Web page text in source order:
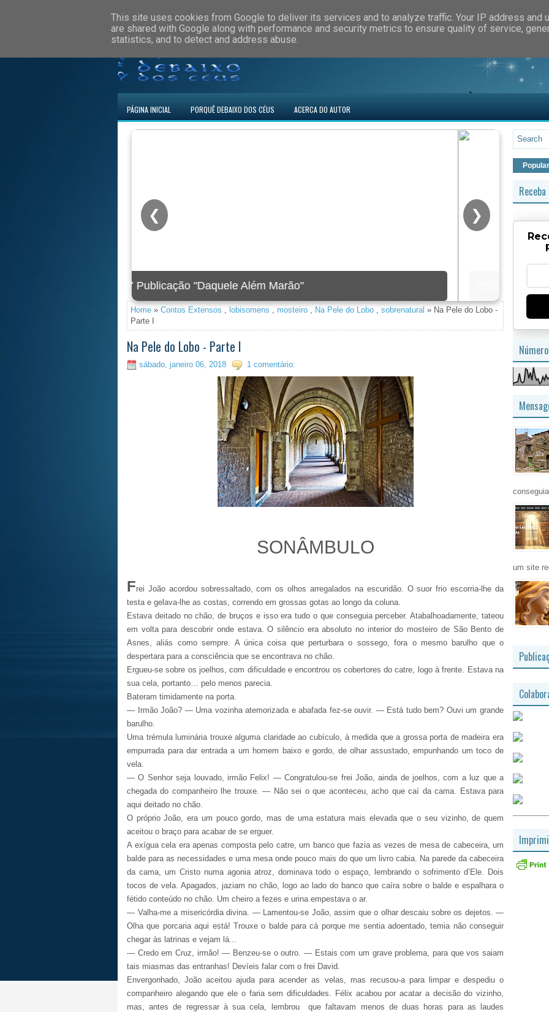
PÁGINA INICIAL PORQUÊ DEBAIXO DOS CÉUS ACERCA DO AUTOR
❮
2020 Foi criada a nova imagem
❯
Home » Contos Extensos , lobisomens , mosteiro , Na Pele do Lobo , sobrenatural » Na Pele do Lobo -
Parte I
Na Pele do Lobo - Parte I
sábado, janeiro 06, 2018 1 comentário:
SONÂMBULO
Frei João acordou sobressaltado, com os olhos arregalados na escuridão. O suor frio escorria-lhe da
testa e gelava-lhe as costas, correndo em grossas gotas ao longo da coluna.
Estava deitado no chão, de bruços e isso era tudo o que conseguia perceber. Atabalhoadamente, tateou
em volta para descobrir onde estava. O silêncio era absoluto no interior do mosteiro de São Bento de
Asnes, aliás como sempre. A única coisa que perturbara o sossego, fora o mesmo barulho que o
despertara para a consciência que se encontrava no chão.
Ergueu-se sobre os joelhos, com dificuldade e encontrou os cobertores do catre, logo à frente. Estava na
sua cela, portanto… pelo menos parecia.
Bateram timidamente na porta.
—
Irmão João? — Uma vozinha atemorizada e abafada fez-se ouvir. — Está tudo bem? Ouvi um grande
barulho.
Uma trémula luminária trouxe alguma claridade ao cubículo, à medida que a grossa porta de madeira era
empurrada para dar entrada a um homem baixo e gordo, de olhar assustado, empunhando um toco de
vela.
— O Senhor seja louvado, irmão Felix! — Congratulou-se frei João, ainda de joelhos, com a luz que a
chegada do companheiro lhe trouxe. — Não sei o que aconteceu, acho que caí da cama. Estava para
aqui deitado no chão.
O próprio João, era um pouco gordo, mas de uma estatura mais elevada que o seu vizinho, de quem
aceitou o braço para acabar de se erguer.
A exígua cela era apenas composta pelo catre, um banco que fazia as vezes de mesa de cabeceira, um
balde para as necessidades e uma mesa onde pouco mais do que um livro cabia. Na parede da cabeceira
da cama, um Cristo numa agonia atroz, dominava todo o espaço, lembrando o sofrimento d’Ele. Dois
tocos de vela. Apagados, jaziam no chão, logo ao lado do banco que caíra sobre o balde e espalhara o
fétido conteúdo no chão. Um cheiro a fezes e urina empestava o ar.
— Valha-me a misericórdia divina. — Lamentou-se João, assim que o olhar descaiu sobre os dejetos. —
Olha que porcaria aqui está! Trouxe o balde para cá porque me sentia adoentado, temia não conseguir
chegar às latrinas e vejam lá...
— Credo em Cruz, irmão! — Benzeu-se o outro. — Estais com um grave problema, para que vos saiam
tais miasmas das entranhas! Devíeis falar com o frei David.
Envergonhado, João aceitou ajuda para acender as velas, mas recusou-a para limpar e despediu o
companheiro alegando que ele o faria sem dificuldades. Félix acabou por acatar a decisão do vizinho,
mas, antes de regressar à sua cela, lembrou que faltavam menos de duas horas para as laudes
Popular
um site
This site uses cookies from Google to deliver its services and to analyze traffic. Your IP address and
are shared with Google along with performance and security metrics to ensure quality of service,
statistics, and to detect and address abuse.